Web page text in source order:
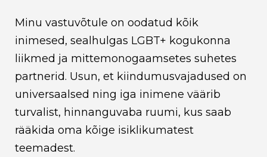
Minu vastuvõtule on oodatud kõik
inimesed, sealhulgas LGBT+ kogukonna
liikmed ja mittemonogaamsetes suhetes
partnerid. Usun, et kiindumusvajadused on
universaalsed ning iga inimene väärib
turvalist, hinnanguvaba ruumi, kus saab
rääkida oma kõige isiklikumatest
teemadest.